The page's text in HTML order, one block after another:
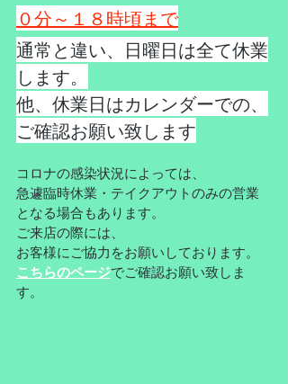
０分～１８時頃まで
通常と違い、日曜日は全て休業
します。
他、休業日はカレンダーでの、
ご確認お願い致します
コロナの感染状況によっては、
急遽臨時休業・テイクアウトのみの営業
となる場合もあります。
ご来店の際には、
お客様にご協力をお願いしております。
こちらのページでご確認お願い致しま
す。